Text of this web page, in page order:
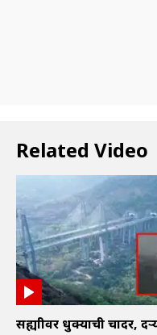
Related Video
सह्याद्रीवर धुक्याची चादर,